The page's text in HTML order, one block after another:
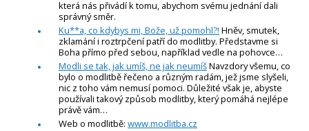
která nás přivádí k tomu, abychom svému jednání dali
správný směr.
Ku**a, co kdybys mi, Bože, už pomohl?! Hněv, smutek,
zklamání i roztrpčení patří do modlitby. Představme si
Boha přímo před sebou, například vedle na pohovce…
Modli se tak, jak umíš, ne jak neumíšNavzdory všemu, co
bylo o modlitbě řečeno a různým radám, jež jsme slyšeli,
nic z toho vám nemusí pomoci. Důležité však je, abyste
používali takový způsob modlitby, který pomáhá nejlépe
právě vám…
Web o modlitbě: www.modlitba.cz